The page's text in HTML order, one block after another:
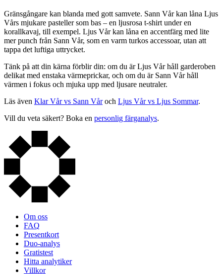
Gränsgångare kan blanda med gott samvete. Sann Vår kan låna Ljus
Vårs mjukare pasteller som bas – en ljusrosa t-shirt under en
korallkavaj, till exempel. Ljus Vår kan låna en accentfärg med lite
mer punch från Sann Vår, som en varm turkos accessoar, utan att
tappa det luftiga uttrycket.
Tänk på att din kärna förblir din: om du är Ljus Vår håll garderoben
delikat med enstaka värmeprickar, och om du är Sann Vår håll
värmen i fokus och mjuka upp med ljusare neutraler.
Läs även Klar Vår vs Sann Våroch Ljus Vår vs Ljus Sommar.
Vill du veta säkert? Boka en personlig färganalys.
Om oss
FAQ
Presentkort
Duo-analys
Gratistest
Hitta analytiker
Villkor